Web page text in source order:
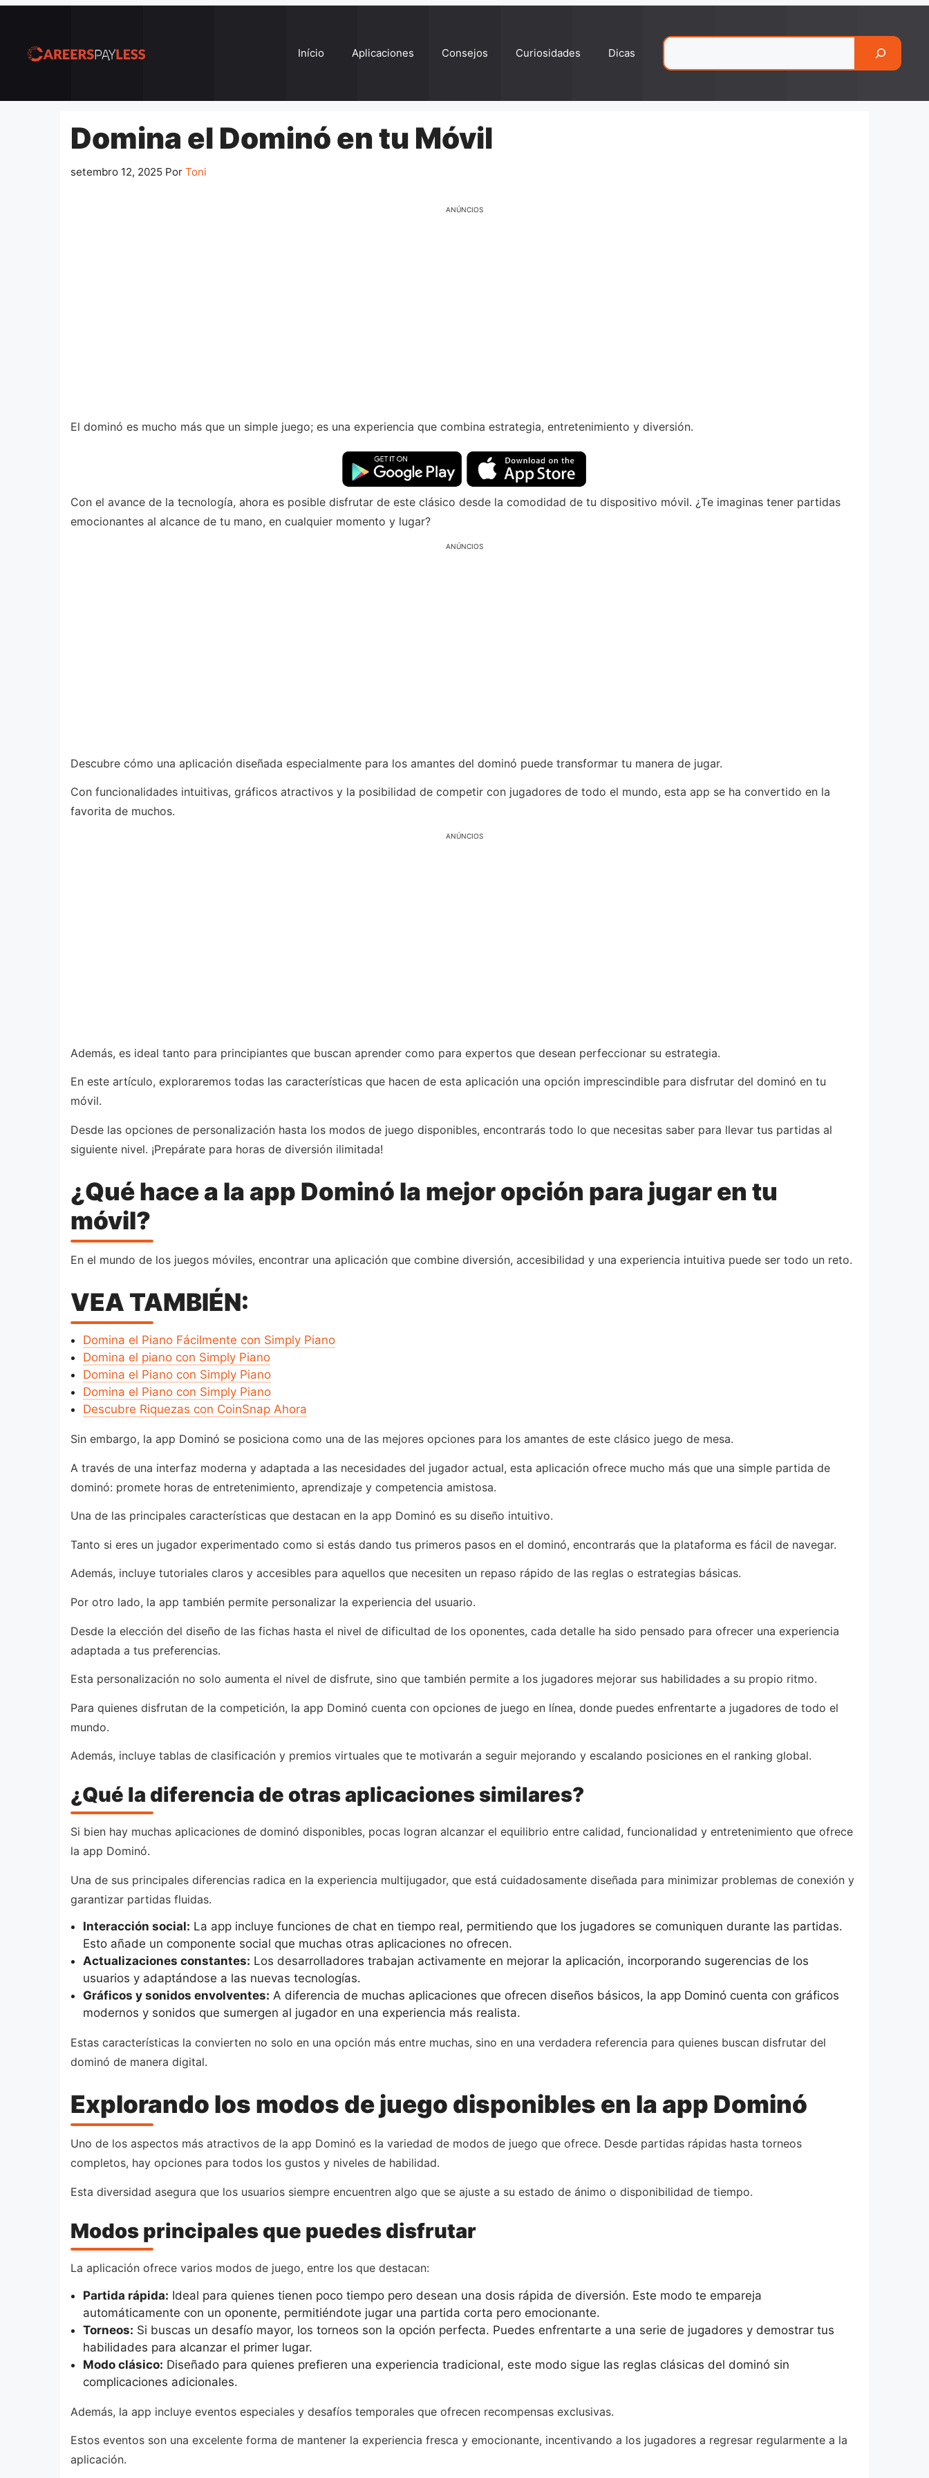
conteúdo
Início Aplicaciones Consejos Curiosidades Dicas
Domina el Dominó en tu Móvil
setembro 12, 2025 Por Toni
ANÚNCIOS
El dominó es mucho más que un simple juego; es una experiencia que combina estrategia, entretenimiento y diversión.
Con el avance de la tecnología, ahora es posible disfrutar de este clásico desde la comodidad de tu dispositivo móvil. ¿Te imaginas tener partidas
emocionantes al alcance de tu mano, en cualquier momento y lugar?
ANÚNCIOS
Descubre cómo una aplicación diseñada especialmente para los amantes del dominó puede transformar tu manera de jugar.
Con funcionalidades intuitivas, gráficos atractivos y la posibilidad de competir con jugadores de todo el mundo, esta app se ha convertido en la
favorita de muchos.
ANÚNCIOS
Además, es ideal tanto para principiantes que buscan aprender como para expertos que desean perfeccionar su estrategia.
En este artículo, exploraremos todas las características que hacen de esta aplicación una opción imprescindible para disfrutar del dominó en tu
móvil.
Desde las opciones de personalización hasta los modos de juego disponibles, encontrarás todo lo que necesitas saber para llevar tus partidas al
siguiente nivel. ¡Prepárate para horas de diversión ilimitada!
¿Qué hace a la app Dominó la mejor opción para jugar en tu
móvil?
En el mundo de los juegos móviles, encontrar una aplicación que combine diversión, accesibilidad y una experiencia intuitiva puede ser todo un reto.
VEA TAMBIÉN:
Domina el Piano Fácilmente con Simply Piano
Domina el piano con Simply Piano
Domina el Piano con Simply Piano
Domina el Piano con Simply Piano
Descubre Riquezas con CoinSnap Ahora
Sin embargo, la app Dominó se posiciona como una de las mejores opciones para los amantes de este clásico juego de mesa.
A través de una interfaz moderna y adaptada a las necesidades del jugador actual, esta aplicación ofrece mucho más que una simple partida de
dominó: promete horas de entretenimiento, aprendizaje y competencia amistosa.
Una de las principales características que destacan en la app Dominó es su diseño intuitivo.
Tanto si eres un jugador experimentado como si estás dando tus primeros pasos en el dominó, encontrarás que la plataforma es fácil de navegar.
Además, incluye tutoriales claros y accesibles para aquellos que necesiten un repaso rápido de las reglas o estrategias básicas.
Por otro lado, la app también permite personalizar la experiencia del usuario.
Desde la elección del diseño de las fichas hasta el nivel de dificultad de los oponentes, cada detalle ha sido pensado para ofrecer una experiencia
adaptada a tus preferencias.
Esta personalización no solo aumenta el nivel de disfrute, sino que también permite a los jugadores mejorar sus habilidades a su propio ritmo.
Para quienes disfrutan de la competición, la app Dominó cuenta con opciones de juego en línea, donde puedes enfrentarte a jugadores de todo el
mundo.
Además, incluye tablas de clasificación y premios virtuales que te motivarán a seguir mejorando y escalando posiciones en el ranking global.
¿Qué la diferencia de otras aplicaciones similares?
Si bien hay muchas aplicaciones de dominó disponibles, pocas logran alcanzar el equilibrio entre calidad, funcionalidad y entretenimiento que ofrece
la app Dominó.
Una de sus principales diferencias radica en la experiencia multijugador, que está cuidadosamente diseñada para minimizar problemas de conexión y
garantizar partidas fluidas.
Interacción social: La app incluye funciones de chat en tiempo real, permitiendo que los jugadores se comuniquen durante las partidas.
Esto añade un componente social que muchas otras aplicaciones no ofrecen.
Actualizaciones constantes: Los desarrolladores trabajan activamente en mejorar la aplicación, incorporando sugerencias de los
usuarios y adaptándose a las nuevas tecnologías.
Gráficos y sonidos envolventes: A diferencia de muchas aplicaciones que ofrecen diseños básicos, la app Dominó cuenta con gráficos
modernos y sonidos que sumergen al jugador en una experiencia más realista.
Estas características la convierten no solo en una opción más entre muchas, sino en una verdadera referencia para quienes buscan disfrutar del
dominó de manera digital.
Explorando los modos de juego disponibles en la app Dominó
Uno de los aspectos más atractivos de la app Dominó es la variedad de modos de juego que ofrece. Desde partidas rápidas hasta torneos
completos, hay opciones para todos los gustos y niveles de habilidad.
Esta diversidad asegura que los usuarios siempre encuentren algo que se ajuste a su estado de ánimo o disponibilidad de tiempo.
Modos principales que puedes disfrutar
La aplicación ofrece varios modos de juego, entre los que destacan:
Partida rápida: Ideal para quienes tienen poco tiempo pero desean una dosis rápida de diversión. Este modo te empareja
automáticamente con un oponente, permitiéndote jugar una partida corta pero emocionante.
Torneos: Si buscas un desafío mayor, los torneos son la opción perfecta. Puedes enfrentarte a una serie de jugadores y demostrar tus
habilidades para alcanzar el primer lugar.
Modo clásico: Diseñado para quienes prefieren una experiencia tradicional, este modo sigue las reglas clásicas del dominó sin
complicaciones adicionales.
Además, la app incluye eventos especiales y desafíos temporales que ofrecen recompensas exclusivas.
Estos eventos son una excelente forma de mantener la experiencia fresca y emocionante, incentivando a los jugadores a regresar regularmente a la
aplicación.